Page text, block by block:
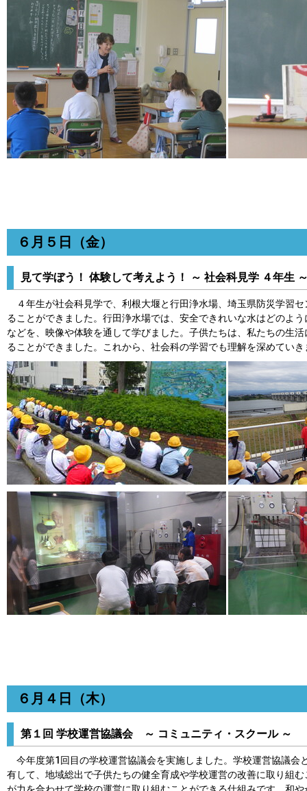
６月５日（金）
見て学ぼう！ 体験して考えよう！ ～ 社会科見学 ４年生
４年生が社会科見学で、利根大堰と行田浄水場、埼玉県防災学習
ることができました。行田浄水場では、安全できれいな水はどのよ
などを、映像や体験を通して学びました。子供たちは、私たちの生
ることができました。これから、社会科の学習でも理解を深めていき
６月４日（木）
第１回 学校運営協議会 ～ コミュニティ・スクール ～
今年度第1回目の学校運営協議会を実施しました。学校運営協議会
有して、地域総出で子供たちの健全育成や学校運営の改善に取り組